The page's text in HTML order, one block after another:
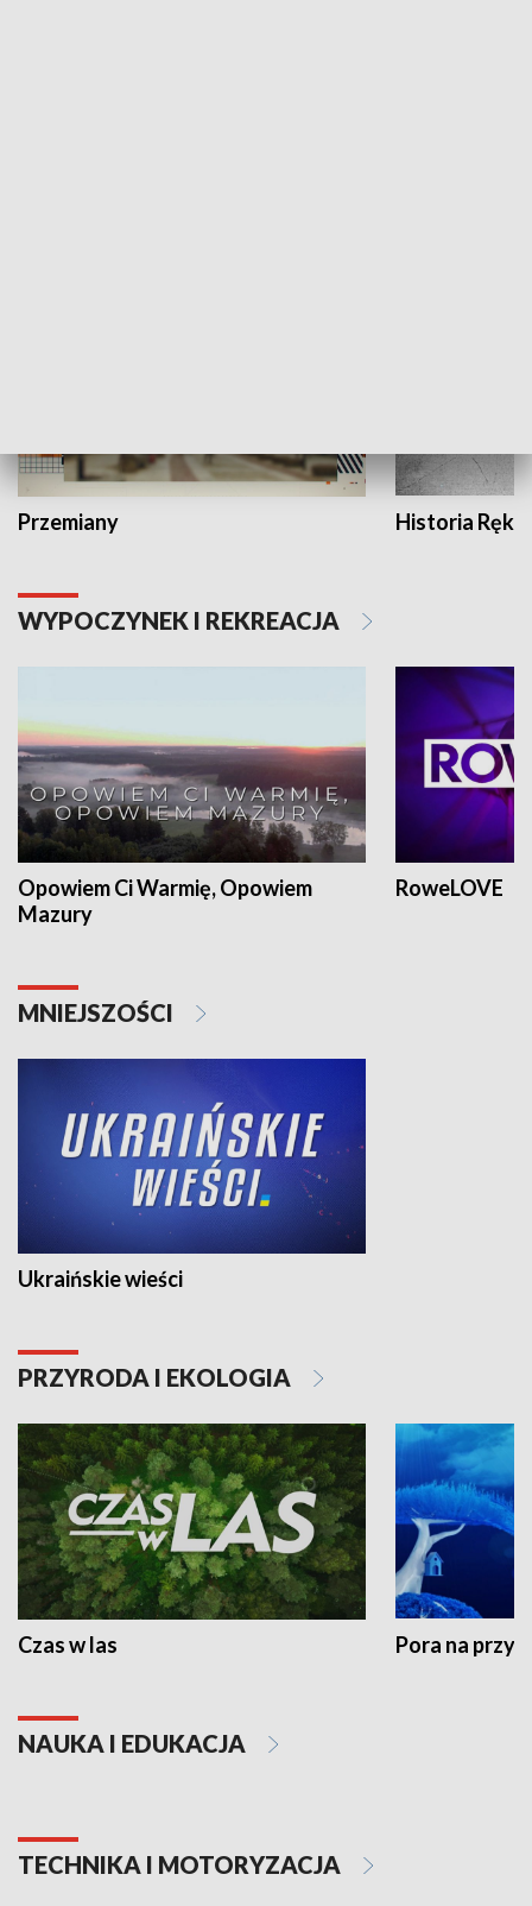
Przemiany Historia Ręką
WYPOCZYNEK I REKREACJA
Opowiem Ci Warmię, Opowiem
Mazury
RoweLOVE
MNIEJSZOŚCI
Ukraińskie wieści
PRZYRODA I EKOLOGIA
Czas w las Pora na
NAUKA I EDUKACJA
TECHNIKA I MOTORYZACJA